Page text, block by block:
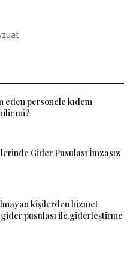
eden personele kıdem
mi?
Gider Pusulası İmzasız
kişilerden hizmet
gider pusulası ile giderleştirme